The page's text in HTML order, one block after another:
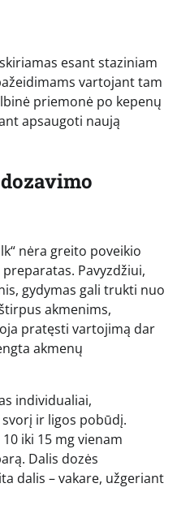
esant staziniam
vartojant tam
priemonė po kepenų
apsaugoti naują
nėra greito poveikio
Pavyzdžiui,
gydymas gali trukti nuo
akmenims,
pratęsti vartojimą dar
akmenų
individualiai,
ir ligos pobūdį.
iki 15 mg vienam
Dalis dozės
dalis – vakare, užgeriant